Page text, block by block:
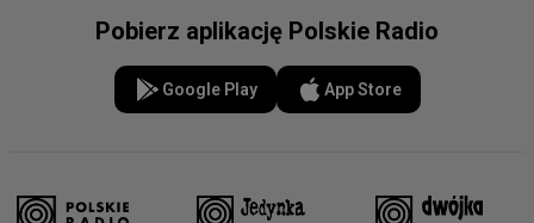
Pobierz aplikację Polskie Radio
Google Play App Store